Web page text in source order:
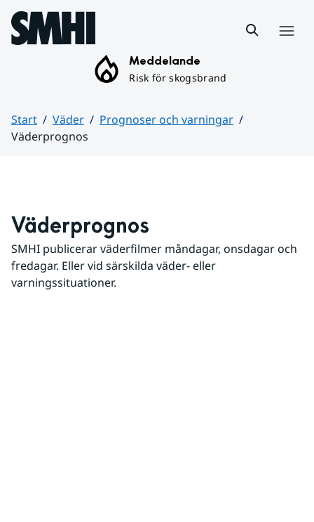
Hoppa till sidans innehåll
Meddelande
Risk för skogsbrand
Start Väder
Prognoser och varningar
Väderprognos
Väderprognos
SMHI publicerar väderfilmer måndagar, onsdagar och
fredagar. Eller vid särskilda väder- eller
varningssituationer.